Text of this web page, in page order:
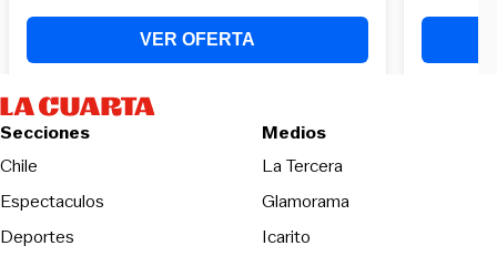
Secciones
Chile
Espectaculos
Deportes
Medios
La TerceraOpens in new
Glamorama
Icarito